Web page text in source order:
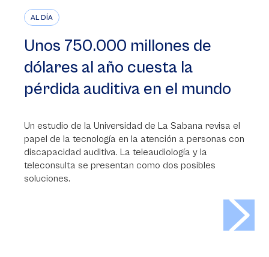
AL DÍA
Unos 750.000 millones de
dólares al año cuesta la
pérdida auditiva en el mundo
Un estudio de la Universidad de La Sabana revisa el
papel de la tecnología en la atención a personas con
discapacidad auditiva. La teleaudiología y la
teleconsulta se presentan como dos posibles
soluciones.